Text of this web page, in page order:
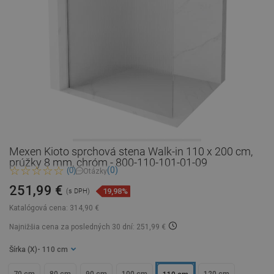
Mexen Kioto sprchová stena Walk-in 110 x 200 cm,
prúžky 8 mm, chróm - 800-110-101-01-09
(0) Otázky(0)
Katalógová cena: 314,90 €
251,99 € (s DPH) 19,98%
Najnižšia cena za posledných 30 dní: 251,99 €
Šírka (X) - 110 cm